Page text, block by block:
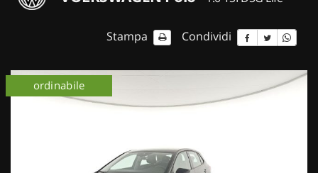
NOLEGGIO AUTO
NOLEGGIO BREVE TERMINE
Stampa Condividi
ordinabile